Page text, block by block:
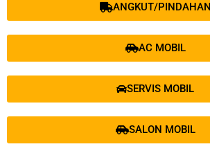
ANGKUT/PINDAHAN
AC MOBIL
SERVIS MOBIL
SALON MOBIL